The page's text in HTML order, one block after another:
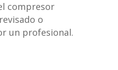
compresor
o
un profesional.